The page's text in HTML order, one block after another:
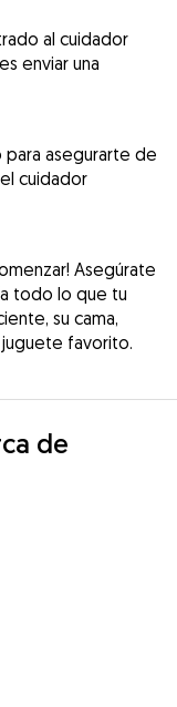
al cuidador
enviar una
asegurarte de
cuidador
Asegúrate
todo lo que tu
su cama,
juguete favorito.
de